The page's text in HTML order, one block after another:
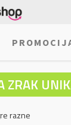
ZRAK
razne